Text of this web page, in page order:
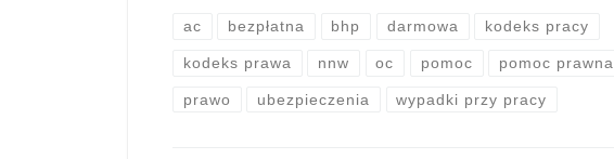
ac bezpłatna bhp darmowa kodeks pracy
kodeks prawa nnw oc pomoc pomoc prawna
prawo ubezpieczenia wypadki przy pracy